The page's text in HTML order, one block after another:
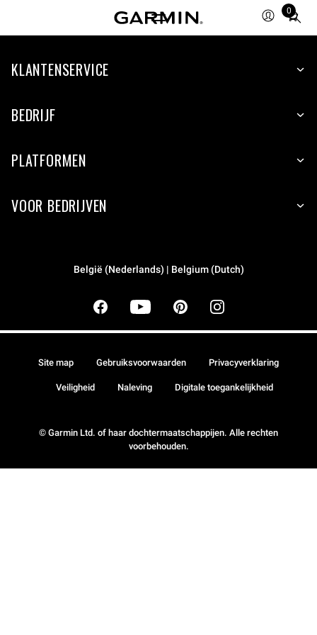
0
Total
KLANTENSERVICE
BEDRIJF
PLATFORMEN
VOOR BEDRIJVEN
België (Nederlands) | Belgium (Dutch)
© Garmin Ltd. of haar dochtermaatschappijen. Alle rechten
voorbehouden.
Site map Gebruiksvoorwaarden Privacyverklaring
Veiligheid Naleving Digitale toegankelijkheid